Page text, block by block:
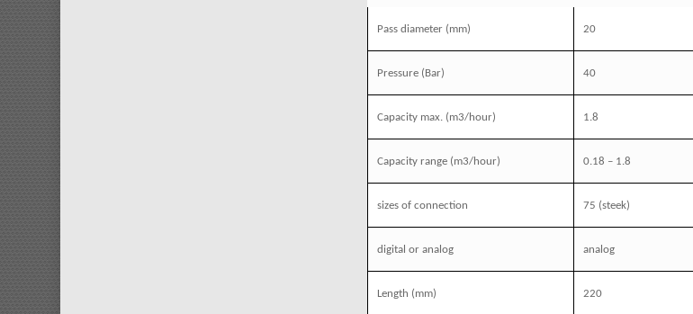
Pass diameter (mm) 20
Pressure (Bar) 40
Capacity max. (m3/hour) 1.8
Capacity range (m3/hour) 0.18 – 1.8
sizes of connection 75 (steek)
digital or analog analog
Length (mm) 220